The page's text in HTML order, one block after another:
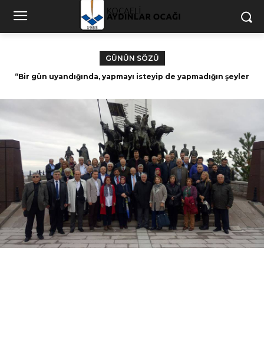
GÜNÜN SÖZÜ
“Bir gün uyandığında, yapmayı isteyip de yapmadığın şeyler
Dünyasına isyan etmeyen ruh, Allah’a teslim